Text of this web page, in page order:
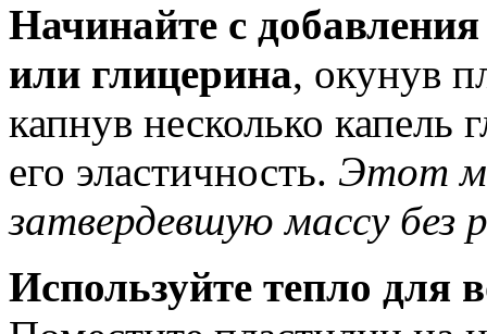
Начинайте с
или глицерина, окунув
капнув несколько капель
его эластичность. Этот
затвердевшую массу без
Используйте тепло для